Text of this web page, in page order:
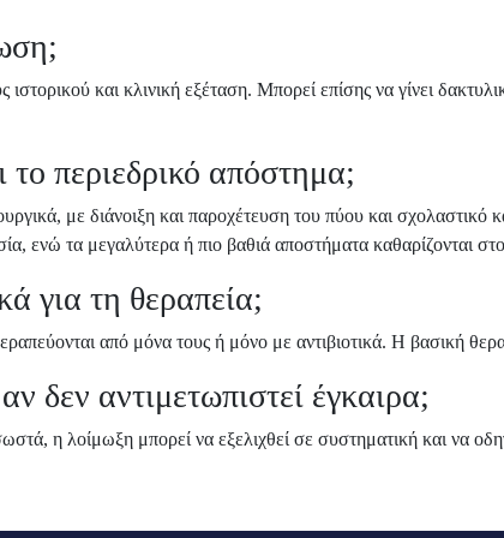
και κλινική εξέταση. Μπορεί επίσης να γίνει
το περιεδρικό απόστημα;
με διάνοιξη και παροχέτευση του πύου και
ενώ τα μεγαλύτερα ή πιο βαθιά αποστήματα καθαρίζονται
για τη θεραπεία;
από μόνα τους ή μόνο με αντιβιοτικά. Η βασική
δεν αντιμετωπιστεί έγκαιρα;
η λοίμωξη μπορεί να εξελιχθεί σε συστηματική και να